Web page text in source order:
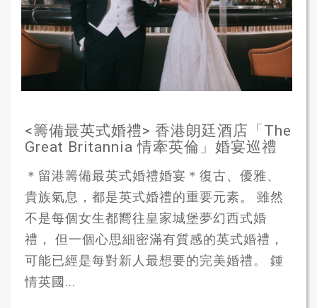
<籌備最英式婚禮> 香港朗廷酒店「The
Great Britannia 情牽英倫」婚宴巡禮
＊留港籌備最英式婚禮婚宴＊復古、優雅、
貴族氣息，都是英式婚禮的重要元素。 雖然
不是每個女生都嚮往皇家城堡夢幻西式婚
禮， 但一個心思細密滿有質感的英式婚禮，
可能已經是每對新人最想要的完美婚禮。 鍾
情英國...